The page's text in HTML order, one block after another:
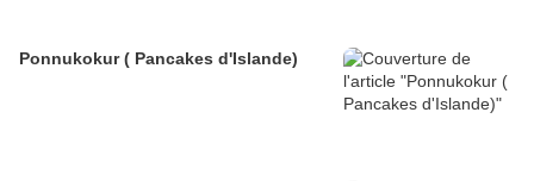
Ponnukokur ( Pancakes d'Islande)